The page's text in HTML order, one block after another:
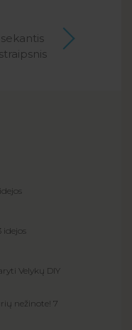
sekantis
straipsnis
idejos
Velykų DIY
nežinote! 7